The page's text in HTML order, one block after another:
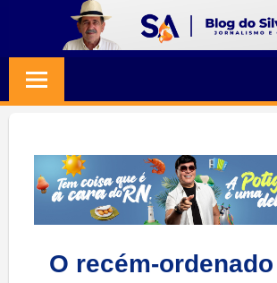
content
ALVES
Jornalismo
Credibilidade
O recém-